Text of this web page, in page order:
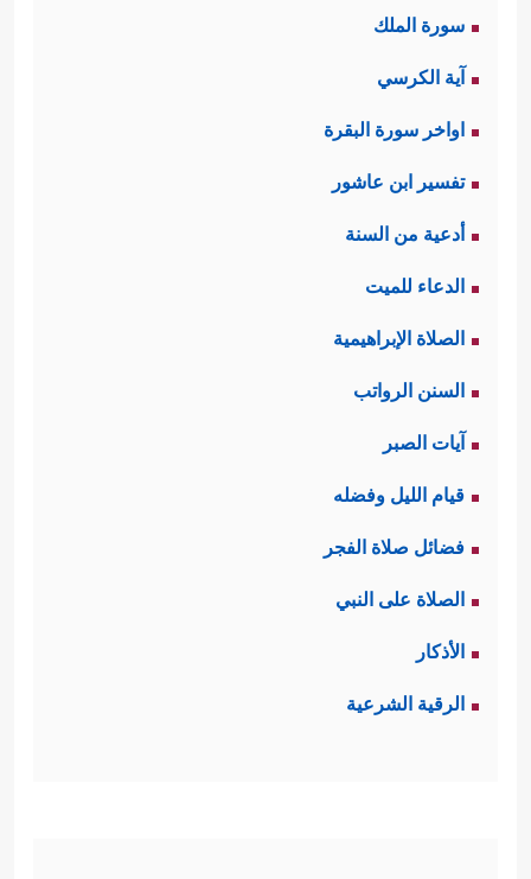
سورة الملك
آية الكرسي
اواخر سورة البقرة
تفسير ابن عاشور
أدعية من السنة
الدعاء للميت
الصلاة الإبراهيمية
السنن الرواتب
آيات الصبر
قيام الليل وفضله
فضائل صلاة الفجر
الصلاة على النبي
الأذكار
الرقية الشرعية